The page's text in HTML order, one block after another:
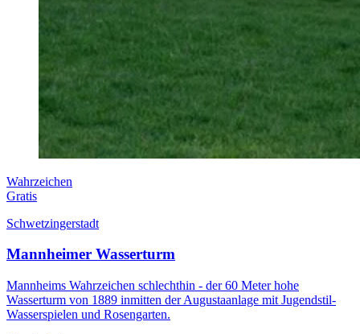
Wahrzeichen
Gratis
Schwetzingerstadt
Mannheimer Wasserturm
Mannheims Wahrzeichen schlechthin - der 60 Meter hohe
Wasserturm von 1889 inmitten der Augustaanlage mit Jugendstil-
Wasserspielen und Rosengarten.